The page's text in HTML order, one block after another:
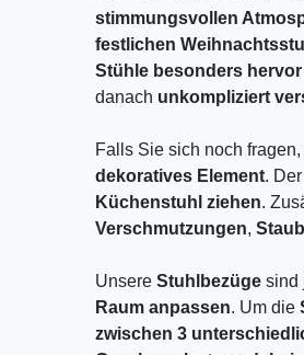
stimmungsvollen
festlichen
Stühle besonders hervor
danach unkompliziert
Falls Sie sich noch
dekoratives Element. Der
Küchenstuhl ziehen.
Verschmutzungen, Staub
Unsere Stuhlbezüge sind
Raum anpassen. Um die
zwischen 3